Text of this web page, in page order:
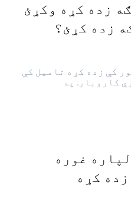
زده کړه وکړئ
زده کړئ؟
400؛> په کور کې زده کړه تامیل کې
کاروبار. په
غوره
کړه